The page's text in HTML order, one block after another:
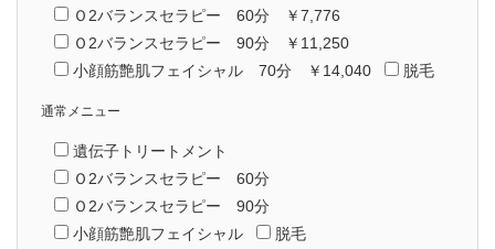
Ｏ2バランスセラピー 60分 ￥7,776
Ｏ2バランスセラピー 90分 ￥11,250
小顔筋艶肌フェイシャル 70分 ￥14,040
脱毛
通常メニュー
遺伝子トリートメント
Ｏ2バランスセラピー 60分
Ｏ2バランスセラピー 90分
小顔筋艶肌フェイシャル
脱毛